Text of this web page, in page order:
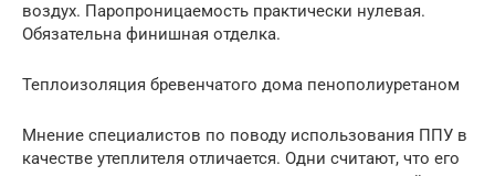
воздух. Паропроницаемость практически нулевая.
Обязательна финишная отделка.
Теплоизоляция бревенчатого дома пенополиуретаном
Мнение специалистов по поводу использования ППУ в
качестве утеплителя отличается. Одни считают, что его